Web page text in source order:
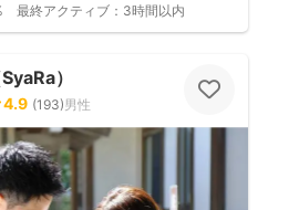
最終アクティブ： 3時間以内
）
4.9 (193)男性